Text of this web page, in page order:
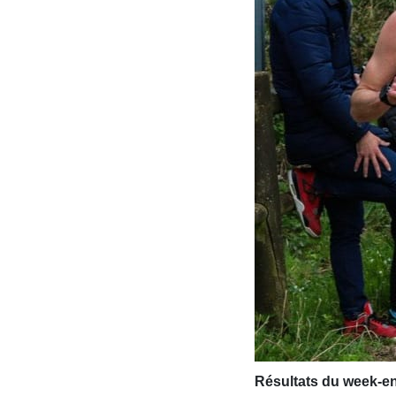
Résultats du week-